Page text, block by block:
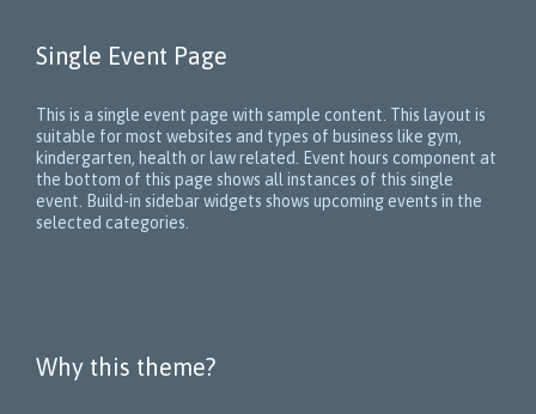
Single Event Page
This is a single event page with sample content. This layout is
suitable for most websites and types of business like gym,
kindergarten, health or law related. Event hours component at
the bottom of this page shows all instances of this single
event. Build-in sidebar widgets shows upcoming events in the
selected categories.
Why this theme?